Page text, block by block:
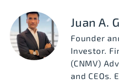
Juan A.
Founder
Investor.
(CNMV)
and CEOs.